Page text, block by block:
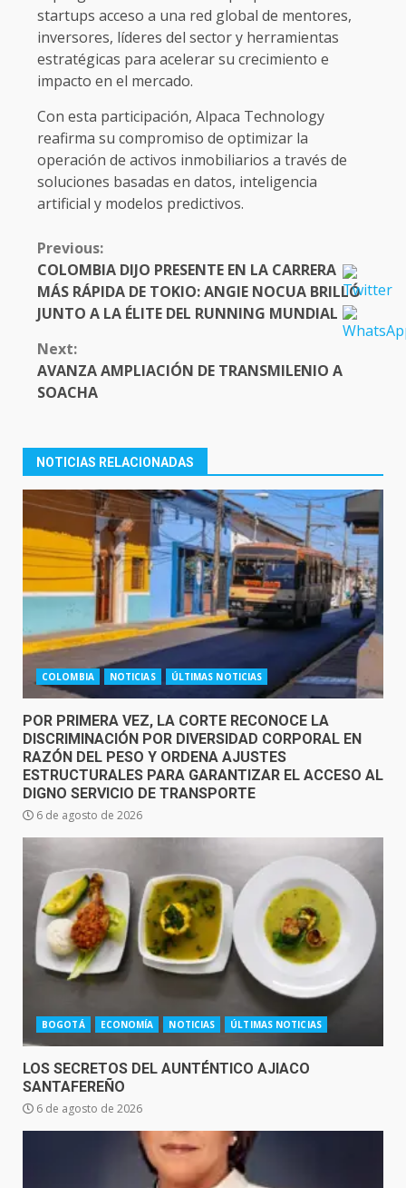
startups acceso a una red global de mentores,
inversores, líderes del sector y herramientas
estratégicas para acelerar su crecimiento e
impacto en el mercado.
Con esta participación, Alpaca Technology
reafirma su compromiso de optimizar la
operación de activos inmobiliarios a través de
soluciones basadas en datos, inteligencia
artificial y modelos predictivos.
CONTINUE
READING
Previous:
COLOMBIA DIJO PRESENTE EN LA CARRERA
MÁS RÁPIDA DE TOKIO: ANGIE NOCUA BRILLÓ
JUNTO A LA ÉLITE DEL RUNNING MUNDIAL
Next:
AVANZA AMPLIACIÓN DE TRANSMILENIO A
SOACHA
NOTICIAS RELACIONADAS
COLOMBIA NOTICIAS ÚLTIMAS NOTICIAS
POR PRIMERA VEZ, LA CORTE RECONOCE LA
DISCRIMINACIÓN POR DIVERSIDAD CORPORAL EN
RAZÓN DEL PESO Y ORDENA AJUSTES
ESTRUCTURALES PARA GARANTIZAR EL ACCESO AL
DIGNO SERVICIO DE TRANSPORTE
6 de agosto de 2026
BOGOTÁ ECONOMÍA NOTICIAS ÚLTIMAS NOTICIAS
LOS SECRETOS DEL AUNTÉNTICO AJIACO
SANTAFEREÑO
6 de agosto de 2026